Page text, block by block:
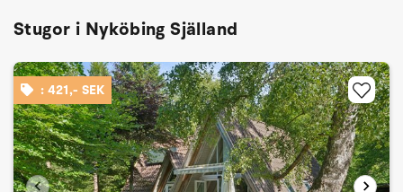
Stugor i Nyköbing Själland
: 421,- SEK